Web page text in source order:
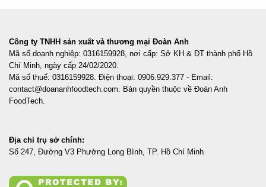
Công ty TNHH sản xuất và thương mại Đoàn Anh
Mã số doanh nghiệp: 0316159928, nơi cấp: Sở KH & ĐT thành phố Hồ
Chí Minh, ngày cấp 24/02/2020.
Mã số thuế: 0316159928. Điện thoại: 0906.929.377 - Email:
contact@doananhfoodtech.com. Bản quyền thuộc về Đoàn Anh
FoodTech.
Địa chỉ trụ sở chính:
Số 247, Đường V3 Phường Long Bình, TP. Hồ Chí Minh